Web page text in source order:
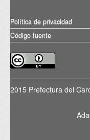
Política de privacidad
Código fuente
2015 Prefectura del